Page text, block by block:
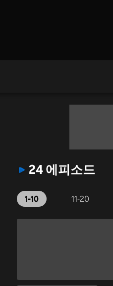
24 에피소드
1-10 11-20